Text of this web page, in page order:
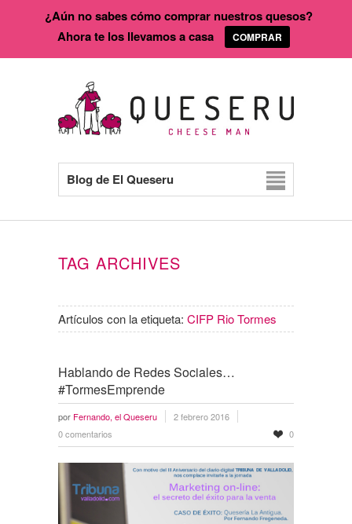
Blog de El Queseru
TAG ARCHIVES
Artículos con la etiqueta: CIFP Rio Tormes
Hablando de Redes Sociales…
#TormesEmprende
por Fernando, el Queseru
2 febrero 2016
0 comentarios
0
¿Aún no sabes cómo comprar nuestros quesos?
Ahora te los llevamos a casa
COMPRAR